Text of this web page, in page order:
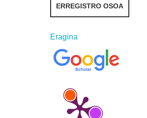
ERREGISTRO OSOA
Eragina